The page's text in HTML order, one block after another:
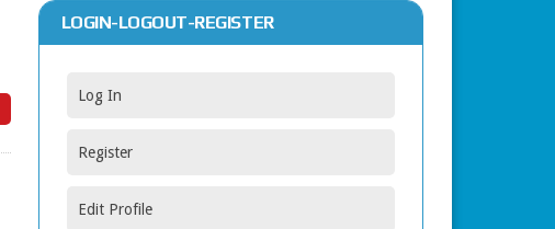
LOGIN-LOGOUT-REGISTER
Log In
Register
Edit Profile